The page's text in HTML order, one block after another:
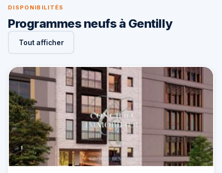
DISPONIBILITÉS
Programmes neufs à Gentilly
Tout afficher